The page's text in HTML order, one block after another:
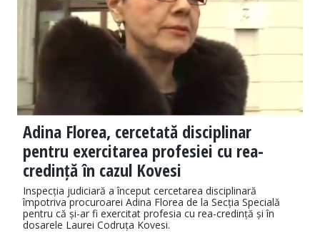
Adina Florea, cercetată disciplinar
pentru exercitarea profesiei cu rea-
credință în cazul Kovesi
Inspecția judiciară a început cercetarea disciplinară
împotriva procuroarei Adina Florea de la Secția Specială
pentru că și-ar fi exercitat profesia cu rea-credință și în
dosarele Laurei Codruța Kovesi.